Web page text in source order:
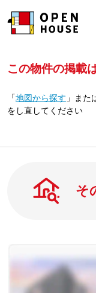
この物件の掲載
「地図から探す 」 また
をし直してください
そ